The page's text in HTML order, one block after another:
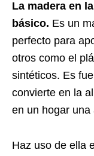
La madera en
básico. Es un
perfecto para
otros como el
sintéticos. Es
convierte en la
en un hogar una
Haz uso de ella